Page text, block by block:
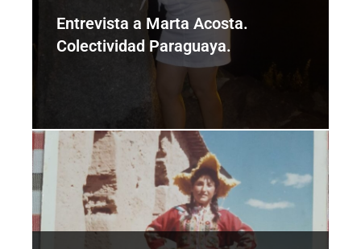
Entrevista a Marta Acosta.
Colectividad Paraguaya.